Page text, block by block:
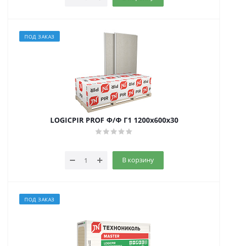
ПОД ЗАКАЗ
LOGICPIR PROF Ф/Ф Г1 1200х600х30
В корзину
ПОД ЗАКАЗ